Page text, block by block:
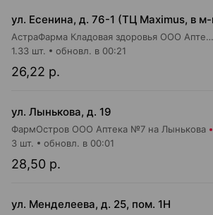
АстраФарма Кладовая здоровья ООО Аптека №9
26,22 р.
1.33 шт. обновл. в 00:21
ул. Лынькова, д. 19
ФармОстров ООО Аптека №7 на Лынькова
28,50 р.
3 шт. обновл. в 00:01
ул. Менделеева, д. 25, пом. 1Н